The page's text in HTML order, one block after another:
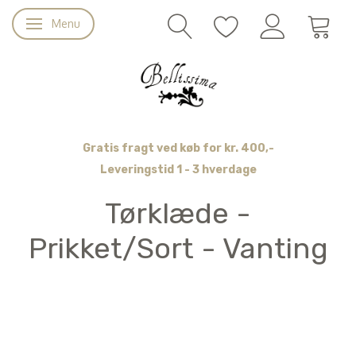
Skifte navigation
Menu
Gratis fragt ved køb for kr. 400,-
Leveringstid 1 - 3 hverdage
Tørklæde -
Prikket/Sort - Vanting